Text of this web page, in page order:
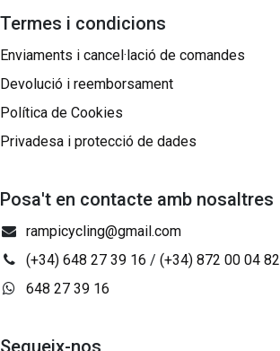
Termes i condicions
Enviaments i cancel·lació de comandes
Devolució i reemborsament
Política de Cookies
Privadesa i protecció de dades
Posa't en contacte amb nosaltres
rampicycling@gmail.com
(+34) 648 27 39 16 / (+34) 872 00 04 82
648 27 39 16
Segueix-nos